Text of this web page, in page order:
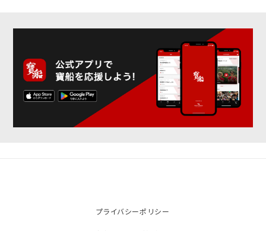
プライバシーポリシー